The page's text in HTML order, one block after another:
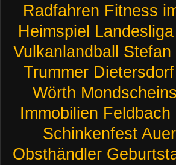
Radfahren Fitness
Heimspiel Landesliga
Vulkanlandball
Stefan
Trummer Dietersdorf
Wörth
Immobilien Feldbach
Schinkenfest
Obsthändler